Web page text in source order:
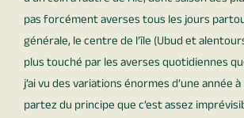
pas forcément averses tous les jours
générale, le centre de l’île (Ubud et
plus touché par les averses quotidiennes
j’ai vu des variations énormes d’une année
partez du principe que c’est assez